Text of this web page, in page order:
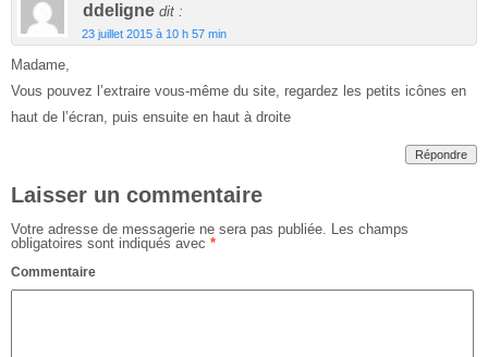
ddeligne dit :
23 juillet 2015 à 10 h 57 min
Madame,
Vous pouvez l’extraire vous-même du site, regardez les petits icônes en
haut de l’écran, puis ensuite en haut à droite
Répondre
Laisser un commentaire
Votre adresse de messagerie ne sera pas publiée. Les champs
obligatoires sont indiqués avec *
Commentaire